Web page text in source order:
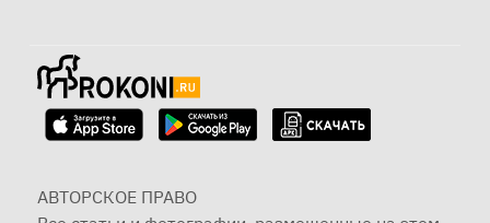
АВТОРСКОЕ ПРАВО